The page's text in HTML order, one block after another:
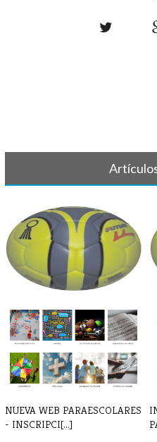
BALONMANO - Partido sábado
15/2
NUEVA WEB PARAESCOLARES
- INSCRIPCI[...]